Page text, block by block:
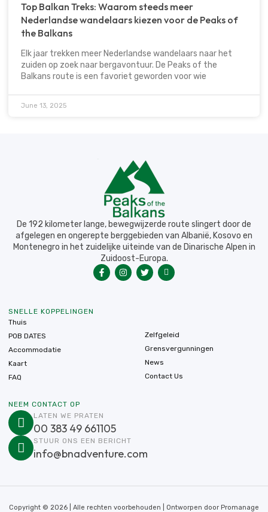
Top Balkan Treks: Waarom steeds meer
Nederlandse wandelaars kiezen voor de Peaks of
the Balkans
Elk jaar trekken meer Nederlandse wandelaars naar het
zuiden op zoek naar bergavontuur. De Peaks of the
Balkans route is een favoriet geworden voor wie
June 13, 2025
De 192 kilometer lange, bewegwijzerde route slingert door de
afgelegen en ongerepte berggebieden van Albanië, Kosovo en
Montenegro in het zuidelijke uiteinde van de Dinarische Alpen in
Zuidoost-Europa.
SNELLE KOPPELINGEN
Thuis
POB DATES
Accommodatie
Kaart
FAQ
Zelfgeleid
Grensvergunningen
News
Contact Us
NEEM CONTACT OP
LATEN WE PRATEN
00 383 49 661105
STUUR ONS EEN BERICHT
info@bnadventure.com
Copyright © 2026 | Alle rechten voorbehouden | Ontworpen door Promanage